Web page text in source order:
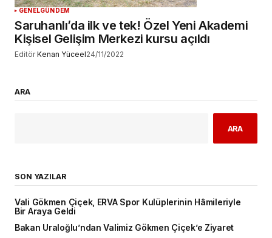
GENELGÜNDEM
Saruhanlı’da ilk ve tek! Özel Yeni Akademi
Kişisel Gelişim Merkezi kursu açıldı
Editör Kenan Yüceel24/11/2022
ARA
ARA
SON YAZILAR
Vali Gökmen Çiçek, ERVA Spor Kulüplerinin Hâmileriyle
Bir Araya Geldi
Bakan Uraloğlu’ndan Valimiz Gökmen Çiçek’e Ziyaret